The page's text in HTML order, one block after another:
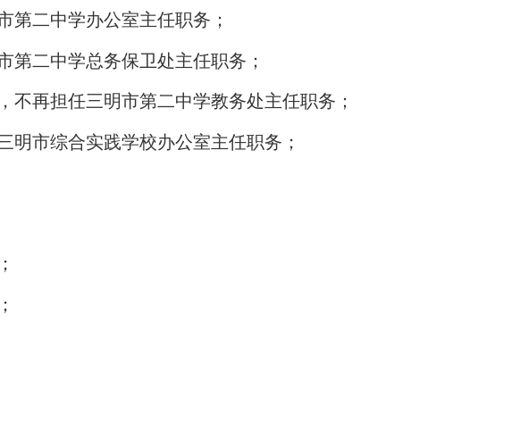
第二中学办公室主任职务 ；
第二中学总务保卫处主任职务 ；
不再担任三明市第二中学教务处主任职务 ；
明市综合实践学校办公室主任职务 ；